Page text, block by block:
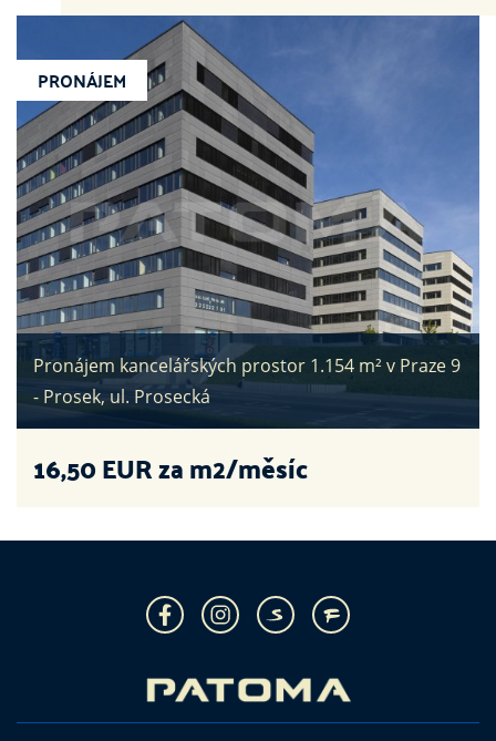
Pronájem kancelářských prostor 1.154 m² v Praze 9
- Prosek, ul. Prosecká
PRONÁJEM
16,50EUR za m2/měsíc